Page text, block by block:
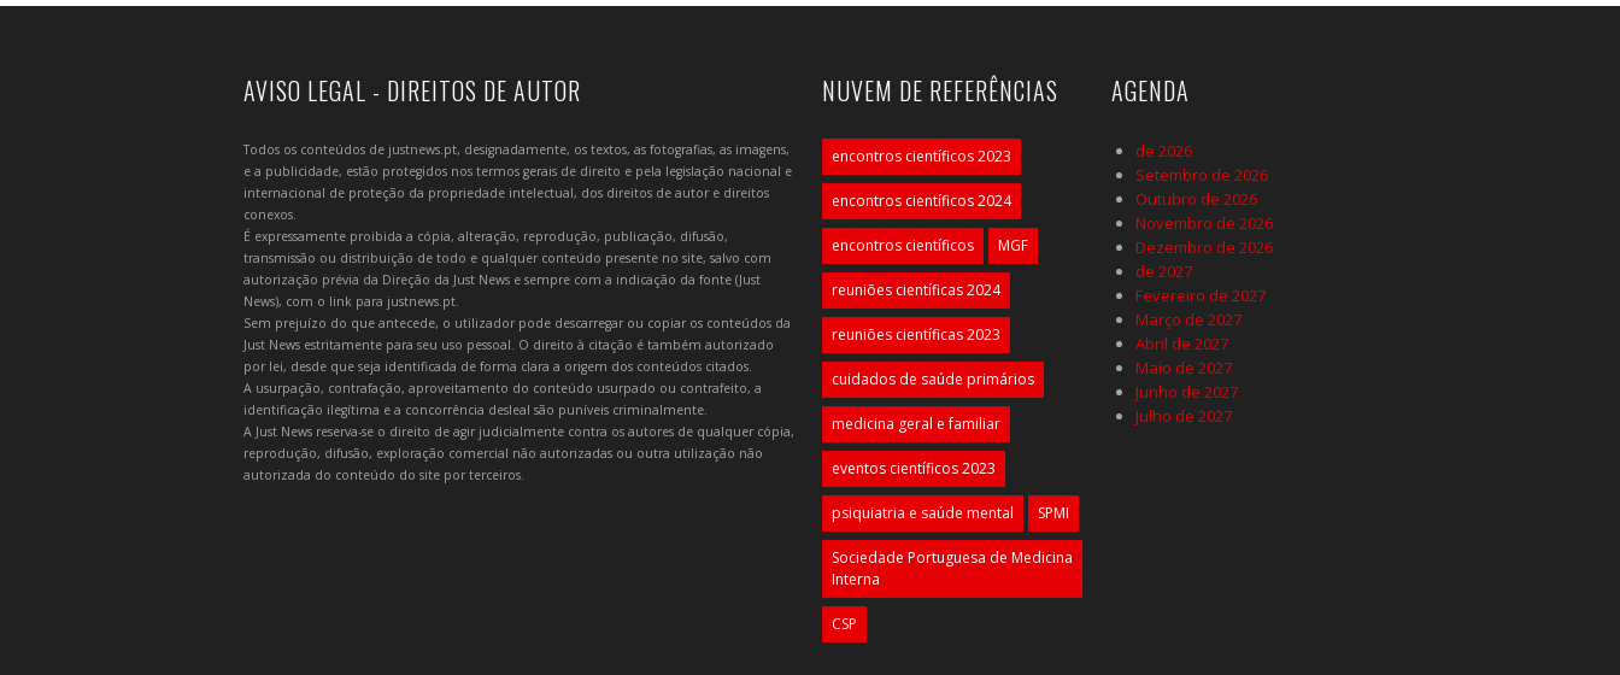
AVISO LEGAL - DIREITOS DE AUTOR
Todos os conteúdos de justnews.pt, designadamente, os textos, as fotografias, as imagens,
e a publicidade, estão protegidos nos termos gerais de direito e pela legislação nacional e
internacional de proteção da propriedade intelectual, dos direitos de autor e direitos
conexos.
É expressamente proibida a cópia, alteração, reprodução, publicação, difusão,
transmissão ou distribuição de todo e qualquer conteúdo presente no site, salvo com
autorização prévia da Direção da Just News e sempre com a indicação da fonte (Just
News), com o link para justnews.pt.
Sem prejuízo do que antecede, o utilizador pode descarregar ou copiar os conteúdos da
Just News estritamente para seu uso pessoal. O direito à citação é também autorizado
por lei, desde que seja identificada de forma clara a origem dos conteúdos citados.
A usurpação, contrafação, aproveitamento do conteúdo usurpado ou contrafeito, a
identificação ilegítima e a concorrência desleal são puníveis criminalmente.
A Just News reserva-se o direito de agir judicialmente contra os autores de qualquer cópia,
reprodução, difusão, exploração comercial não autorizadas ou outra utilização não
autorizada do conteúdo do site por terceiros.
NUVEM DE REFERÊNCIAS
encontros científicos 2023
encontros científicos 2024
encontros científicos MGF
reuniões científicas 2024
reuniões científicas 2023
cuidados de saúde primários
medicina geral e familiar
eventos científicos 2023
psiquiatria e saúde mental SPMI
Sociedade Portuguesa de Medicina
Interna
CSP
AGENDA
de 2026
Setembro de 2026
Outubro de 2026
Novembro de 2026
Dezembro de 2026
de 2027
Fevereiro de 2027
Março de 2027
Abril de 2027
Maio de 2027
Junho de 2027
Julho de 2027